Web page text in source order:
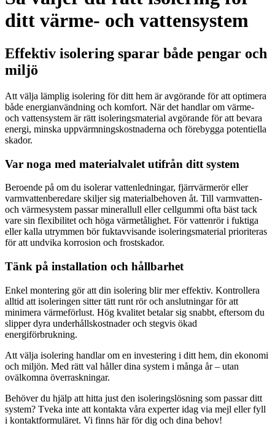
ditt värme- och vattensystem
Effektiv isolering sparar både pengar och
miljö
Att välja lämplig isolering för ditt hem är avgörande för att optimera
både energianvändning och komfort. När det handlar om värme-
och vattensystem är rätt isoleringsmaterial avgörande för att bevara
energi, minska uppvärmningskostnaderna och förebygga potentiella
skador.
Var noga med materialvalet utifrån ditt system
Beroende på om du isolerar vattenledningar, fjärrvärmerör eller
varmvattenberedare skiljer sig materialbehoven åt. Till varmvatten-
och värmesystem passar minerallull eller cellgummi ofta bäst tack
vare sin flexibilitet och höga värmetålighet. För vattenrör i fuktiga
eller kalla utrymmen bör fuktavvisande isoleringsmaterial prioriteras
för att undvika korrosion och frostskador.
Tänk på installation och hållbarhet
Enkel montering gör att din isolering blir mer effektiv. Kontrollera
alltid att isoleringen sitter tätt runt rör och anslutningar för att
minimera värmeförlust. Hög kvalitet betalar sig snabbt, eftersom du
slipper dyra underhållskostnader och stegvis ökad
energiförbrukning.
Att välja isolering handlar om en investering i ditt hem, din ekonomi
och miljön. Med rätt val håller dina system i många år – utan
ovälkomna överraskningar.
Behöver du hjälp att hitta just den isoleringslösning som passar ditt
system? Tveka inte att kontakta våra experter idag via mejl eller fyll
i kontaktformuläret. Vi finns här för dig och dina behov!